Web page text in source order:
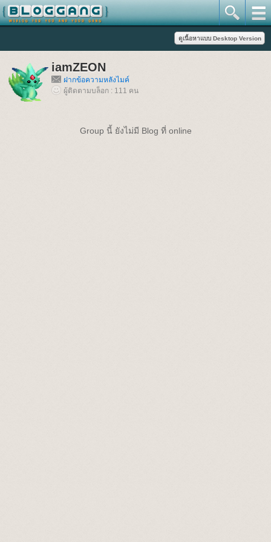
iamZEON
ฝากข้อความหลังไมค์
ผู้ติดตามบล็อก : 111 คน
Group นี้ ยังไม่มี Blog ที่ online